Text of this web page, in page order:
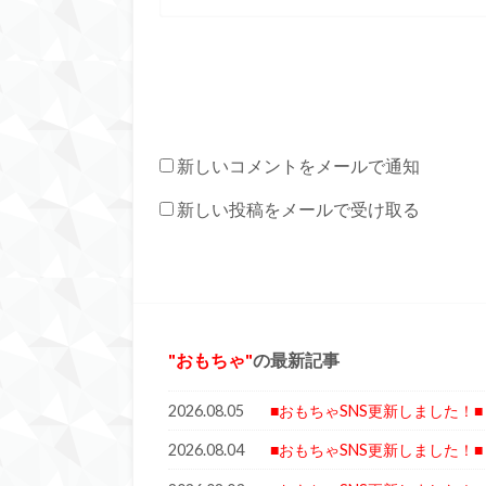
新しいコメントをメールで通知
新しい投稿をメールで受け取る
おもちゃ の最新記事
2026.08.05 ■おもちゃSNS更新しました！■
2026.08.04 ■おもちゃSNS更新しました！■